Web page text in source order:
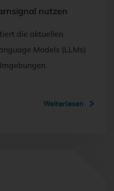
nutzen
die aktuellen
Models (LLMs)
Weiterlesen